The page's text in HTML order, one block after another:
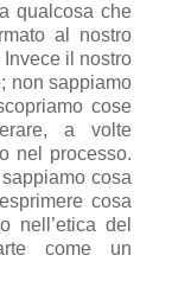
qualcosa che
al nostro
il nostro
non sappiamo
cose
a volte
nel processo.
cosa
cosa
nell’etica del
come un